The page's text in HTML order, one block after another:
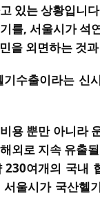
있는 상황입니
를, 서울시가 석
을 외면하는 것
수출이라는 신
용 뿐만 아니라
외로 지속 유출
230여개의 국내
울시가 국산헬